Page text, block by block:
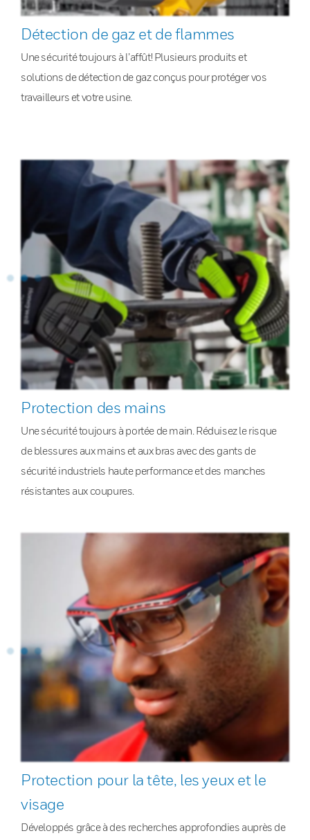
Détection de gaz et de flammes
Une sécurité toujours à l’affût! Plusieurs produits et
solutions de détection de gaz conçus pour protéger vos
travailleurs et votre usine.
Protection des mains
Une sécurité toujours à portée de main. Réduisez le risque
de blessures aux mains et aux bras avec des gants de
sécurité industriels haute performance et des manches
résistantes aux coupures.
Protection pour la tête, les yeux et le
visage
Développés grâce à des recherches approfondies auprès de